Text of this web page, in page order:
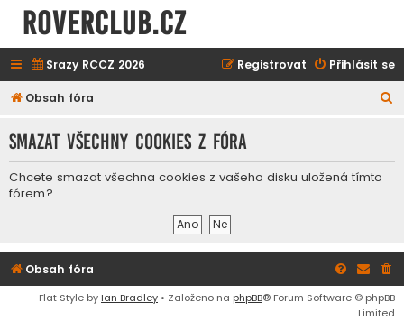
ROVERCLUB.cz
Srazy RCCZ 2026 Přihlásit se
Registrovat
Obsah fóra
d
Smazat všechny cookies z fóra
Chcete smazat všechna cookies z vašeho disku uložená tímto
fórem?
Obsah fóra
Flat Style by Ian Bradley • Založeno na phpBB® Forum Software © phpBB
Limited